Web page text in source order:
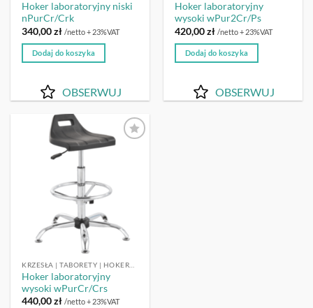
Hoker laboratoryjny niski
nPurCr/Crk
340,00zł /netto + 23%VAT
Dodaj do koszyka
OBSERWUJ
Hoker laboratoryjny
wysoki wPur2Cr/Ps
420,00zł /netto + 23%VAT
Dodaj do koszyka
OBSERWUJ
OBSERWUJ
Hoker laboratoryjny
wysoki wPurCr/Crs
440,00zł /netto + 23%VAT